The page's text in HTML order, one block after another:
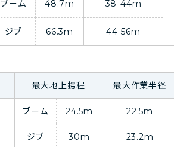
ブーム 48.7m
38-44m
ジブ 66.3m 44-56m
最大地上揚程 最大作業半径
ブーム 24.5m
22.5m
ジブ 30m 23.2m